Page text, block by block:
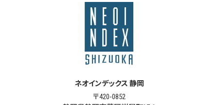
ネオインデックス 静岡
〒420-0852